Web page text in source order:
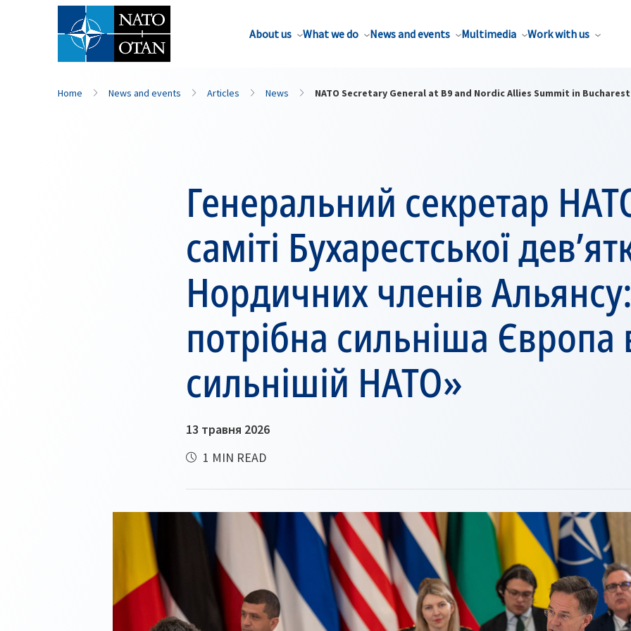
About us What we do News and events Multimedia Work with us
Home News and events Articles News NATO Secretary General at B9 and Nordic Allies Summit in
Генеральний секретар
саміті Бухарестської
Нордичних членів
потрібна сильніша Європа
сильнішій НАТО»
13 травня 2026
1 MIN READ